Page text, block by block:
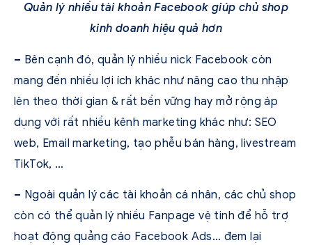
Quản lý nhiều tài khoản Facebook giúp chủ shop
kinh doanh hiệu quả hơn
– Bên cạnh đó, quản lý nhiều nick Facebook còn
mang đến nhiều lợi ích khác như nâng cao thu nhập
lên theo thời gian & rất bền vững hay mở rộng áp
dụng với rất nhiều kênh marketing khác như: SEO
web, Email marketing, tạo phễu bán hàng, livestream
TikTok, …
– Ngoài quản lý các tài khoản cá nhân, các chủ shop
còn có thể quản lý nhiều Fanpage vệ tinh để hỗ trợ
hoạt động quảng cáo Facebook Ads… đem lại